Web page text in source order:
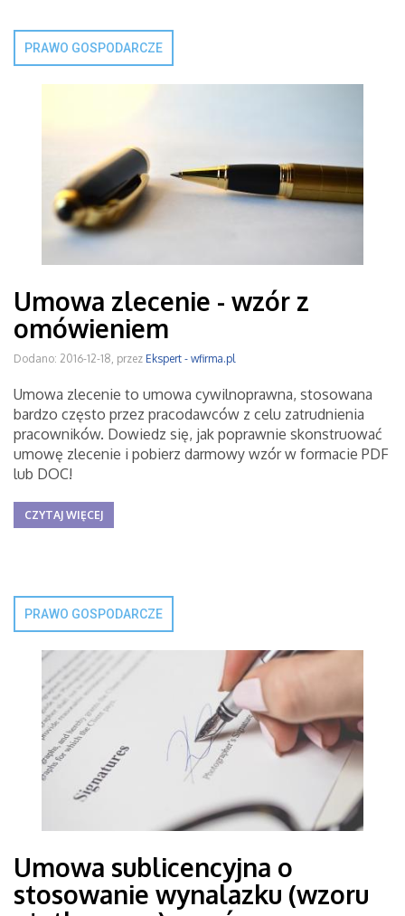
PRAWO GOSPODARCZE
Umowa zlecenie - wzór z
omówieniem
Dodano: 2016-12-18, przez Ekspert - wfirma.pl
Umowa zlecenie to umowa cywilnoprawna, stosowana
bardzo często przez pracodawców z celu zatrudnienia
pracowników. Dowiedz się, jak poprawnie skonstruować
umowę zlecenie i pobierz darmowy wzór w formacie PDF
lub DOC!
CZYTAJ WIĘCEJ
PRAWO GOSPODARCZE
Umowa sublicencyjna o
stosowanie wynalazku (wzoru